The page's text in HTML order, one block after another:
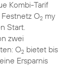
Kombi-Tarif
O2my
Start.
zwei
O2bietet bis
Ersparnis